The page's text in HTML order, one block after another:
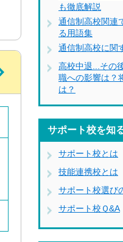
も徹底解説
通信制高校関連
る用語集
通信制高校に関
高校中退...その
職への影響は？
は？
サポート校を知
サポート校とは
技能連携校とは
サポート校選び
サポート校Ｑ&A